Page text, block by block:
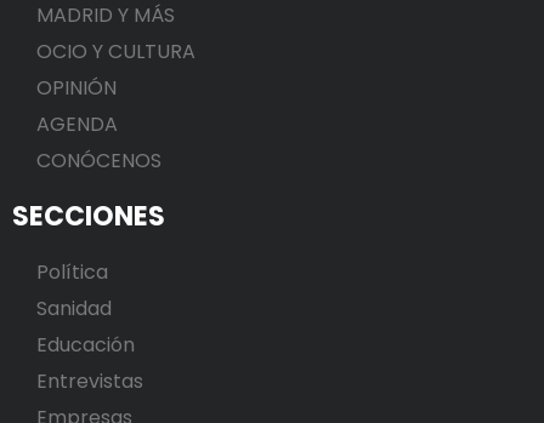
MADRID Y MÁS
OCIO Y CULTURA
OPINIÓN
AGENDA
CONÓCENOS
SECCIONES
Política
Sanidad
Educación
Entrevistas